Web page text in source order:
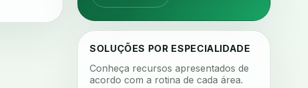
anamnese nutricional
anestesia computadorizada
anestesia local
ansiedade ansiedade infantil
SOLUÇÕES POR ESPECIALIDADE
Conheça recursos apresentados de
acordo com a rotina de cada área.